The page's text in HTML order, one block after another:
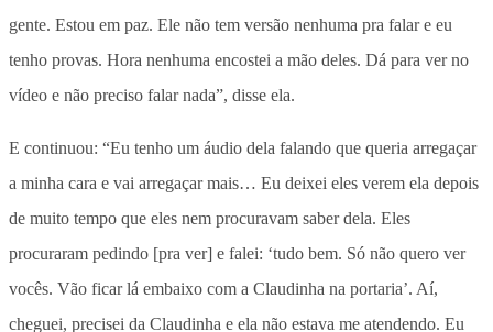
gente. Estou em paz. Ele não tem versão nenhuma pra falar e eu
tenho provas. Hora nenhuma encostei a mão deles. Dá para ver no
vídeo e não preciso falar nada”, disse ela.
E continuou: “Eu tenho um áudio dela falando que queria arregaçar
a minha cara e vai arregaçar mais… Eu deixei eles verem ela depois
de muito tempo que eles nem procuravam saber dela. Eles
procuraram pedindo [pra ver] e falei: ‘tudo bem. Só não quero ver
vocês. Vão ficar lá embaixo com a Claudinha na portaria’. Aí,
cheguei, precisei da Claudinha e ela não estava me atendendo. Eu